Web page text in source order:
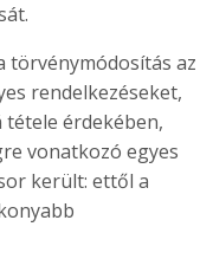
törvénymódosítás az
rendelkezéseket,
érdekében,
vonatkozó egyes
került: ettől a